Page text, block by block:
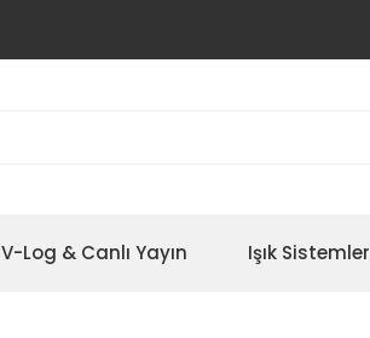
V-Log & Canlı Yayın Işık